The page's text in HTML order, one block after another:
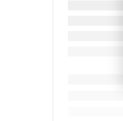
Plus
objectifs
favorise
Au